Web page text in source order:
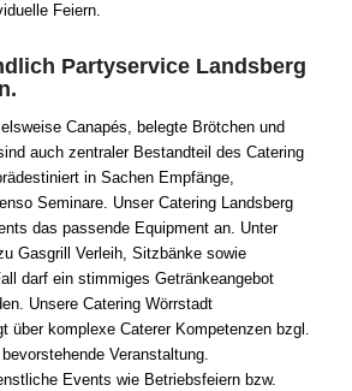
Feiern.
Partyservice Landsberg
Canapés, belegte Brötchen und
auch zentraler Bestandteil des Catering
in Sachen Empfänge,
Seminare. Unser Catering Landsberg
das passende Equipment an. Unter
Gasgrill Verleih, Sitzbänke sowie
darf ein stimmiges Getränkeangebot
Unsere Catering Wörrstadt
über komplexe Caterer Kompetenzen bzgl.
Veranstaltung.
Events wie Betriebsfeiern bzw.